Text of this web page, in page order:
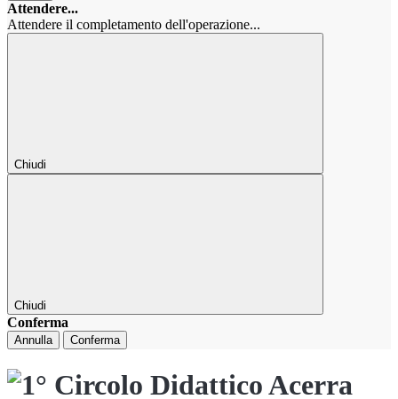
Attendere...
Attendere il completamento dell'operazione...
Chiudi
Chiudi
Conferma
Annulla Conferma